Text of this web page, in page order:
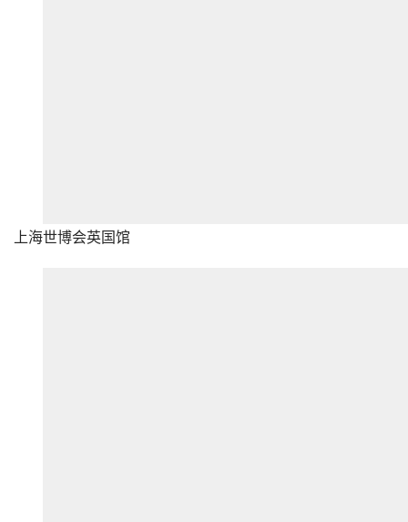
上海世博会英国馆